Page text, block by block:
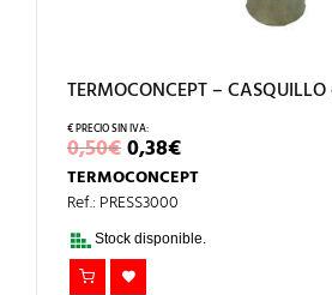
TERMOCONCEPT – CASQUILLO
0,50€EL
PRECIO
ORIGINAL
ERA:
0,50€.
0,38€EL
PRECIO
ACTUAL
0,38€.
TERMOCONCEPT
Ref.: PRESS3000
Stock disponible.